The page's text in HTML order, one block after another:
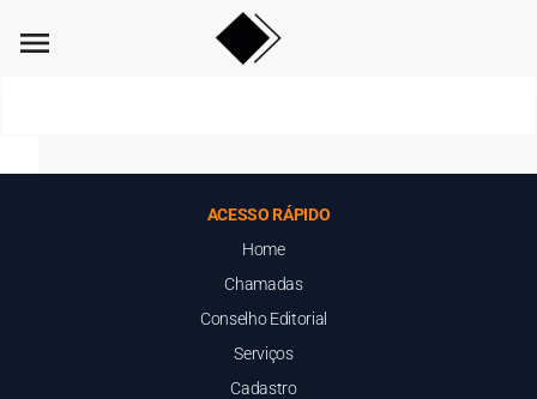
menu
ACESSO RÁPIDO
Home
Chamadas
Conselho Editorial
Serviços
Cadastro